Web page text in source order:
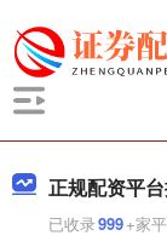
正规配资平
已收录999+家